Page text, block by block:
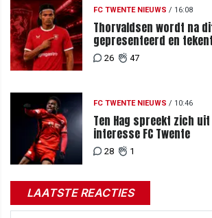
FC TWENTE NIEUWS / 16:08
Thorvaldsen wordt na
gepresenteerd en
contract bij FC Twente
26 47
FC TWENTE NIEUWS / 10:46
Ten Hag spreekt zich
interesse FC Twente
28 1
LAATSTE REACTIES